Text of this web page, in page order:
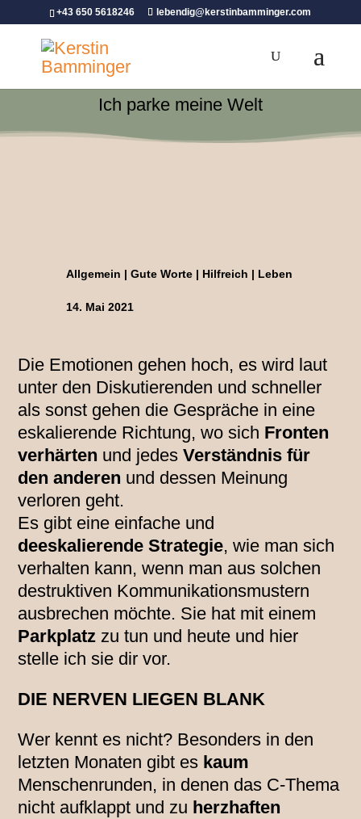
+43 650 5618246 lebendig@kerstinbamminger.com
Ich parke meine Welt
Allgemein | Gute Worte| Hilfreich | Leben
14. Mai 2021
Die Emotionen gehen hoch, es wird laut
unter den Diskutierenden und schneller
als sonst gehen die Gespräche in eine
eskalierende Richtung, wo sich Fronten
verhärten und jedes Verständnis für
den anderen und dessen Meinung
verloren geht.
Es gibt eine einfache und
deeskalierende Strategie, wie man sich
verhalten kann, wenn man aus solchen
destruktiven Kommunikationsmustern
ausbrechen möchte. Sie hat mit einem
Parkplatz zu tun und heute und hier
stelle ich sie dir vor.
DIE NERVEN LIEGEN BLANK
Wer kennt es nicht? Besonders in den
letzten Monaten gibt es kaum
Menschenrunden, in denen das C-Thema
nicht aufklappt und zu herzhaften